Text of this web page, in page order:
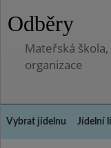
Odběry
Mateřská
organizace
Vybrat jídelnu Jídelní